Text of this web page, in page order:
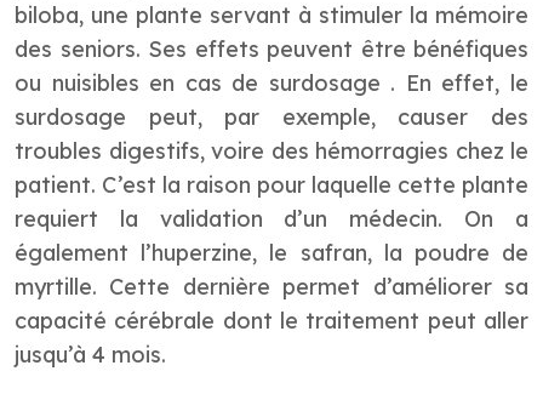
biloba, une plante servant à stimuler la mémoire
des seniors. Ses effets peuvent être bénéfiques
ou nuisibles en cas de surdosage . En effet, le
surdosage peut, par exemple, causer des
troubles digestifs, voire des hémorragies chez le
patient. C’est la raison pour laquelle cette plante
requiert la validation d’un médecin. On a
également l’huperzine, le safran, la poudre de
myrtille. Cette dernière permet d’améliorer sa
capacité cérébrale dont le traitement peut aller
jusqu’à 4 mois.